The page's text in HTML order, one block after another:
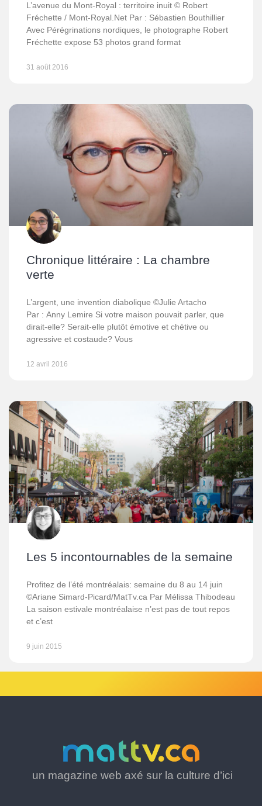
L’avenue du Mont-Royal : territoire inuit © Robert
Fréchette / Mont-Royal.Net Par : Sébastien Bouthillier
Avec Pérégrinations nordiques, le photographe Robert
Fréchette expose 53 photos grand format
31 août 2016
Chronique littéraire : La chambre
verte
L’argent, une invention diabolique ©Julie Artacho
Par : Anny Lemire Si votre maison pouvait parler, que
dirait-elle? Serait-elle plutôt émotive et chétive ou
agressive et costaude? Vous
12 avril 2016
Les 5 incontournables de la semaine
Profitez de l’été montréalais: semaine du 8 au 14 juin
©Ariane Simard-Picard/MatTv.ca Par Mélissa Thibodeau
La saison estivale montréalaise n’est pas de tout repos
et c’est
9 juin 2015
un magazine web axé sur la culture d’ici